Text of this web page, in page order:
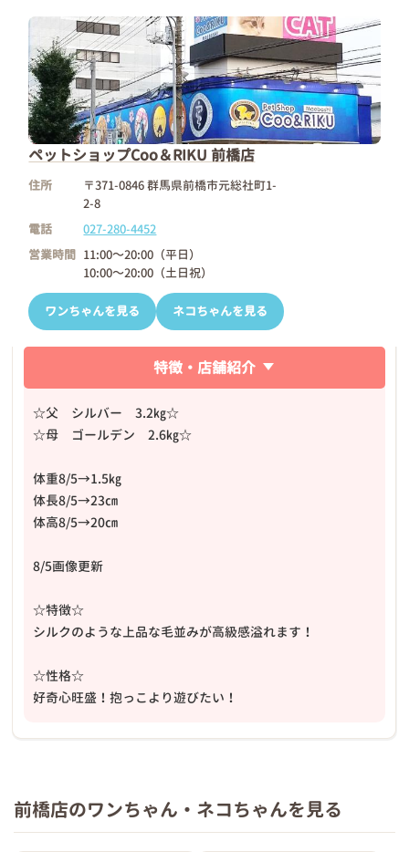
ペットショップCoo＆RIKU 前橋店
住所
〒371-0846 群馬県前橋市元総社町1-
2-8
電話
027-280-4452
営業時間 11:00～20:00（平日）
10:00～20:00（土日祝）
ワンちゃんを見る ネコちゃんを見る
特徴・店舗紹介
☆父 シルバー 3.2㎏☆
☆母 ゴールデン 2.6㎏☆
体重8/5→1.5㎏
体長8/5→23㎝
体高8/5→20㎝
8/5画像更新
☆特徴☆
シルクのような上品な毛並みが高級感溢れます！
☆性格☆
好奇心旺盛！抱っこより遊びたい！
前橋店のワンちゃん・ネコちゃんを見る